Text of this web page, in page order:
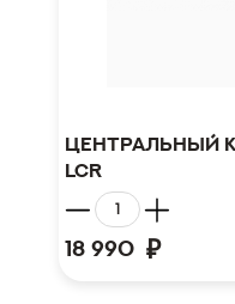
Центральный
LCR
18 990 ₽